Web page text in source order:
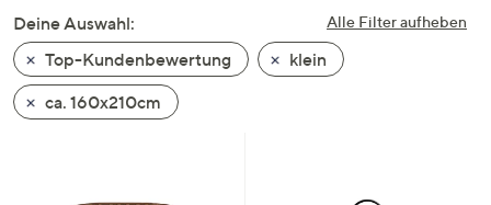
nach
unten
oder
wischen
Sie
Alle Filter aufheben
Deine Auswahl:
Top-Kundenbewertung
klein
ca. 160x210cm